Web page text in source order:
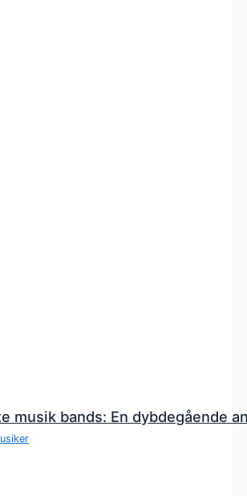
musik bands: En dybdegående